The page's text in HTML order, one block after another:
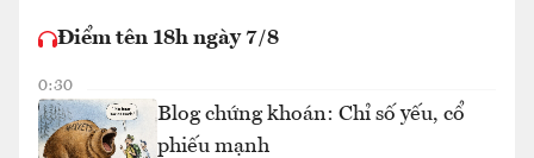
Điểm tên 18h ngày 7/8
0:30
Blog chứng khoán: Chỉ số yếu, cổ
phiếu mạnh